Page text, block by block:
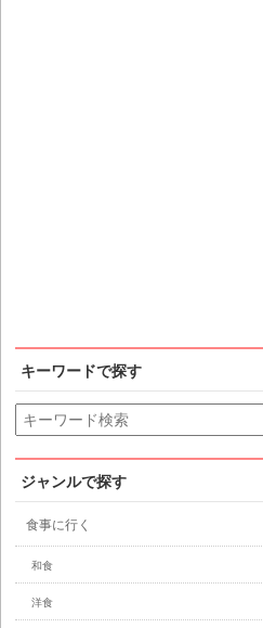
キーワードで探す
ジャンルで探す
食事に行く
和食
洋食